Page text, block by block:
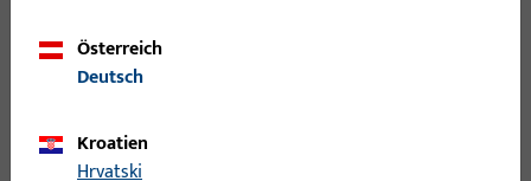
Produktbeschreibung
Österreich
Deutsch
Kroatien
Hrvatski